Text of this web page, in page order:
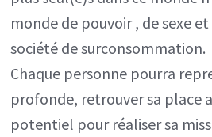
monde de pouvoir , de sexe
société de surconsommation.
Chaque personne pourra
profonde, retrouver sa place
potentiel pour réaliser sa